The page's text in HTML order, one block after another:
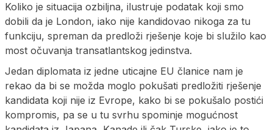
Koliko je situacija ozbiljna, ilustruje podatak koji smo
dobili da je London, iako nije kandidovao nikoga za tu
funkciju, spreman da predloži rješenje koje bi služilo kao
most očuvanja transatlantskog jedinstva.
Jedan diplomata iz jedne uticajne EU članice nam je
rekao da bi se možda moglo pokušati predložiti rješenje
kandidata koji nije iz Evrope, kako bi se pokušalo postići
kompromis, pa se u tu svrhu spominje mogućnost